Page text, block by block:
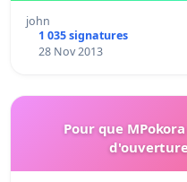
john
1 035 signatures
28 Nov 2013
Pour que
d'ouverture